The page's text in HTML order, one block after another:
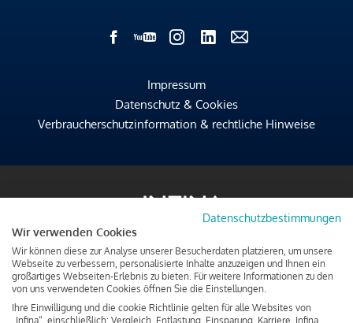
Impressum
Datenschutz & Cookies
Verbraucherschutzinformation & rechtliche Hinweise
Datenschutzbestimmungen
Wir verwenden Cookies
Wir können diese zur Analyse unserer Besucherdaten platzieren, um unsere
Webseite zu verbessern, personalisierte Inhalte anzuzeigen und Ihnen ein
großartiges Webseiten-Erlebnis zu bieten. Für weitere Informationen zu den
von uns verwendeten Cookies öffnen Sie die Einstellungen.
Ihre Einwilligung und die cookie Richtlinie gelten für alle Websites von
„Infina“, einschließlich: Vergleich, Entlastung, Einsparung, Karriere, Infina.